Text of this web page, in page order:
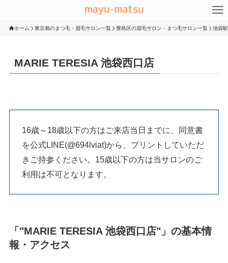
ホーム 東京都のまつ毛・眉毛サロン一覧 豊島区の眉毛サロン・まつ毛サロン一覧 池袋
MARIE TERESIA 池袋西口店
16歳～18歳以下の方はご来店当日までに、同意書
を公式LINE(@694lviat)から、プリントしていただ
きご持参ください。15歳以下の方は当サロンのご
利用は不可となります。
「"MARIE TERESIA 池袋西口店"」の基本情
報・アクセス